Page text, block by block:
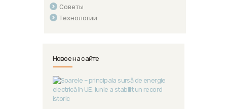
Советы
Технологии
Новое на сайте